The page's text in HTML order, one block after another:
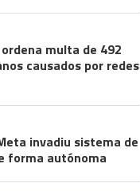
multa de 492
causados por redes
invadiu sistema de
forma autónoma